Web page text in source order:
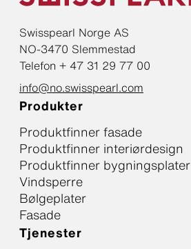
Swisspearl Norge AS
NO-3470 Slemmestad
Telefon + 47 31 29 77 00
info@no.swisspearl.com
Produkter
Produktfinner fasade
Produktfinner interiørdesign
Produktfinner bygningsplater
Vindsperre
Bølgeplater
Fasade
Tjenester